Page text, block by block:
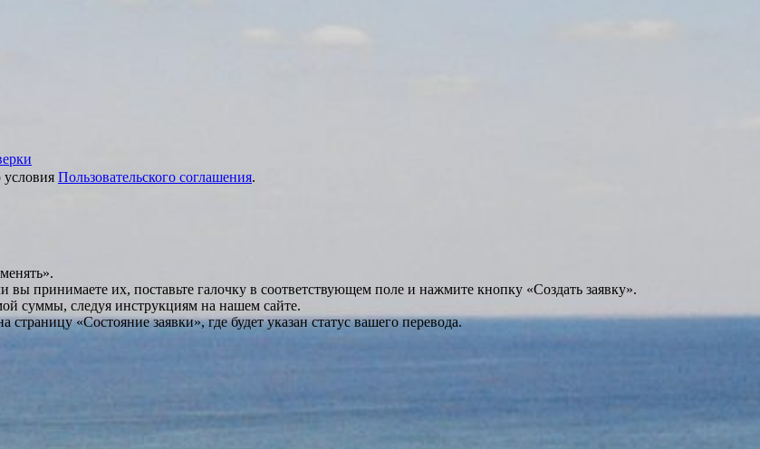
Пользовательского соглашения.
вы принимаете их, поставьте галочку в соответствующем поле и нажмите кнопку «Создать заявку».
суммы, следуя инструкциям на нашем сайте.
«Состояние заявки», где будет указан статус вашего перевода.